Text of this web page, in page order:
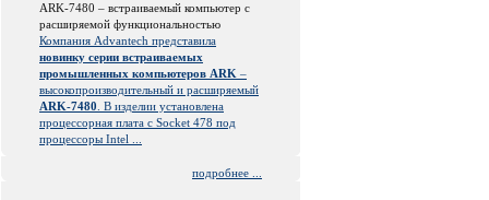
ARK-7480 – встраиваемый компьютер с
расширяемой функциональностью
Компания Advantech представила
новинку серии встраиваемых
промышленных компьютеров ARK –
высокопроизводительный и расширяемый
ARK-7480 . В изделии установлена
процессорная плата с Socket 478 под
процессоры Intel ...
подробнее ...